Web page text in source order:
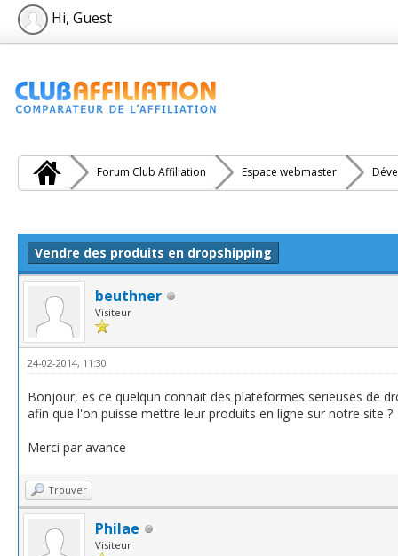
Hi, Guest
Forum Club Affiliation Espace webmaster
Vendre des produits en dropshipping
beuthner
Visiteur
24-02-2014, 11:30
Bonjour, es ce quelqun connait des plateformes serieuses de
afin que l'on puisse mettre leur produits en ligne sur notre site ?
Merci par avance
Trouver
Philae
Visiteur